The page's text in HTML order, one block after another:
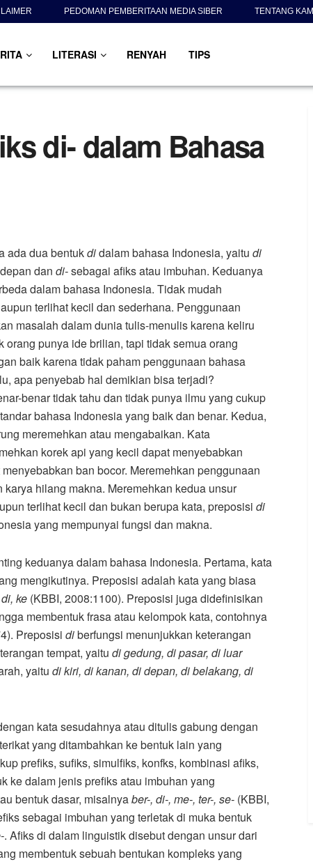
PEDOMAN PEMBERITAAN MEDIA SIBER TENTANG KAMI
LITERASI RENYAH TIPS
di- dalam Bahasa
ada dua bentukdidalam bahasa Indonesia, yaitu di
dan di-sebagai afiks atau imbuhan. Keduanya
dalam bahasa Indonesia. Tidak mudah
terlihat kecil dan sederhana. Penggunaan
masalah dalam dunia tulis-menulis karena keliru
orang punya ide brilian, tapi tidak semua orang
baik karena tidak paham penggunaan bahasa
apa penyebab hal demikian bisa terjadi?
benar tidak tahu dan tidak punya ilmu yang cukup
bahasa Indonesia yang baik dan benar. Kedua,
meremehkan atau mengabaikan. Kata
korek api yang kecil dapat menyebabkan
ban bocor. Meremehkan penggunaan
karya hilang makna. Meremehkan kedua unsur
terlihat kecil dan bukan berupa kata, preposisi di
yang mempunyai fungsi dan makna.
keduanya dalam bahasa Indonesia. Pertama, kata
mengikutinya. Preposisi adalah kata yang biasa
ke (KBBI, 2008:1100). Preposisi juga didefinisikan
membentuk frasa atau kelompok kata, contohnya
Preposisi diberfungsi menunjukkan keterangan
tempat, yaitu di gedung, di pasar, di luar
yaitu di kiri, di kanan, di depan, di belakang, di
kata sesudahnya atau ditulis gabung dengan
yang ditambahkan ke bentuk lain yang
prefiks, sufiks, simulfiks, konfks, kombinasi afiks,
ke dalam jenis prefiks atau imbuhan yang
bentuk dasar, misalnyaber-, di-, me-, ter-, se- (KBBI,
sebagai imbuhan yang terletak di muka bentuk
. Afiks di dalam linguistik disebut dengan unsur dari
membentuk sebuah bentukan kompleks yang